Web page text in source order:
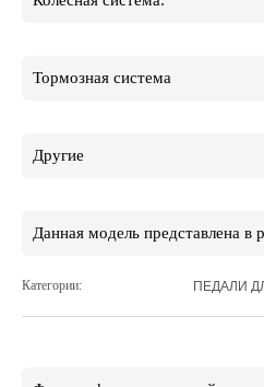
Тормозная система
Другие
Данная модель представлена в
Категории: ПЕДАЛИ